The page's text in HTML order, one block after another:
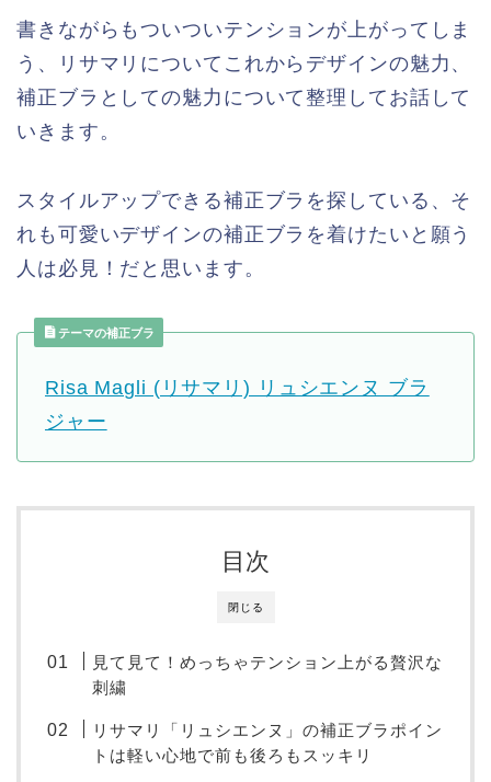
書きながらもついついテンションが上がってしま
う、リサマリについてこれからデザインの魅力、
補正ブラとしての魅力について整理してお話して
いきます。
スタイルアップできる補正ブラを探している、そ
れも可愛いデザインの補正ブラを着けたいと願う
人は必見！だと思います。
テーマの補正ブラ
Risa Magli (リサマリ) リュシエンヌ ブラ
ジャー
閉じる
目次
見て見て！めっちゃテンション上がる贅沢な
刺繍
リサマリ「リュシエンヌ」の補正ブラポイン
トは軽い心地で前も後ろもスッキリ